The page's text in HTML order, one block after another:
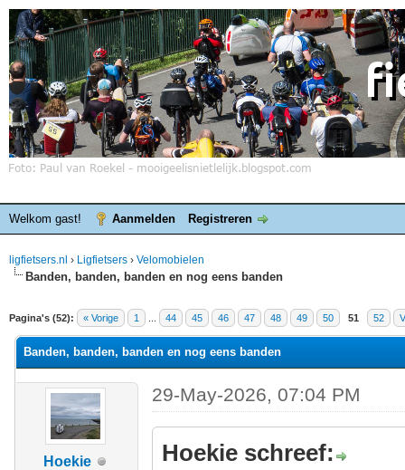
Welkom gast! Aanmelden Registreren
ligfietsers.nl › Ligfietsers › Velomobielen
Banden, banden, banden en nog eens banden
Pagina's (52): « Vorige 1 44 45 46 47 48 49 50 51 52
waardering is 3
Banden, banden, banden en nog eens banden
Hoekie
29-May-2026, 07:04 PM
Hoekie schreef: